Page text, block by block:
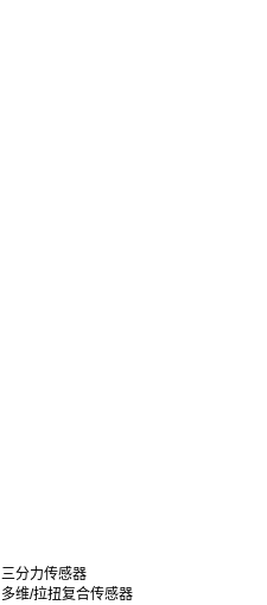
三分力传感器
多维/拉扭复合传感器